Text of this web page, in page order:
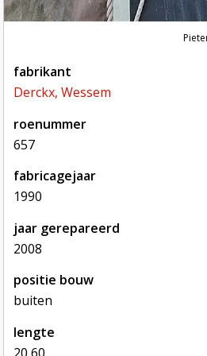
fabrikant
Derckx, Wessem
roenummer
657
fabricagejaar
1990
jaar gerepareerd
2008
positie bouw
buiten
lengte